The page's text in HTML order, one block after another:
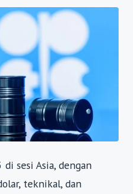
sesi Asia, dengan
teknikal, dan